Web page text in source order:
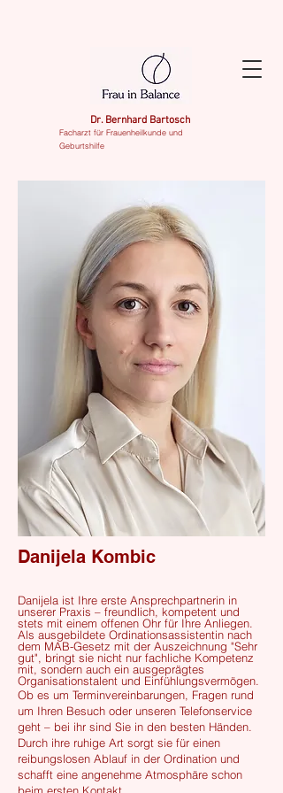
Dr. Bernhard Bartosch
Facharzt für Frauenheilkunde und
Geburtshilfe
Danijela Kombic
Danijela ist Ihre erste Ansprechpartnerin in
unserer Praxis – freundlich, kompetent und
stets mit einem offenen Ohr für Ihre Anliegen.
Als ausgebildete Ordinationsassistentin nach
dem MAB-Gesetz mit der Auszeichnung "Sehr
gut", bringt sie nicht nur fachliche Kompetenz
mit, sondern auch ein ausgeprägtes
Organisationstalent und Einfühlungsvermögen.
Ob es um Terminvereinbarungen, Fragen rund
um Ihren Besuch oder unseren Telefonservice
geht – bei ihr sind Sie in den besten Händen.
Durch ihre ruhige Art sorgt sie für einen
reibungslosen Ablauf in der Ordination und
schafft eine angenehme Atmosphäre schon